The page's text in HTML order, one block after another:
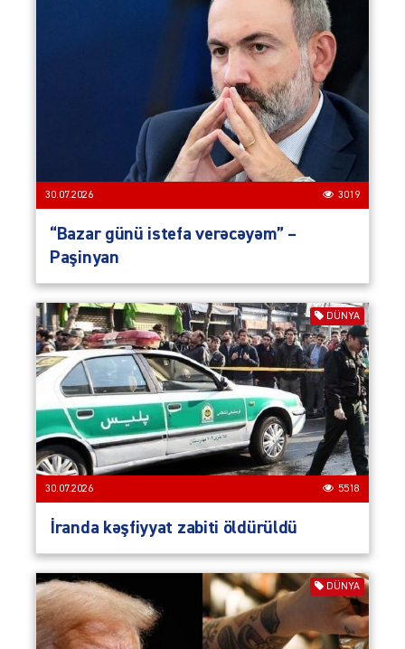
30.07.2026 3019
“Bazar günü istefa verəcəyəm” –
Paşinyan
DÜNYA
30.07.2026 5518
İranda kəşfiyyat zabiti öldürüldü
DÜNYA